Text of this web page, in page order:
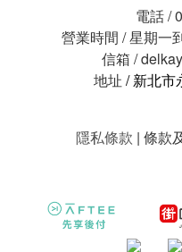
電話 /
營業時間 / 星期一
信箱 /
地址 / 新北市
隱私條款 | 條款